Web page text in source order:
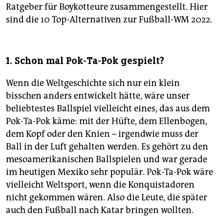
Ratgeber für Boykotteure zusammengestellt. Hier
sind die 10 Top-Alternativen zur Fußball-WM 2022.
1. Schon mal Pok-Ta-Pok gespielt?
Wenn die Weltgeschichte sich nur ein klein
bisschen anders entwickelt hätte, wäre unser
beliebtestes Ballspiel vielleicht eines, das aus dem
Pok-Ta-Pok käme: mit der Hüfte, dem Ellenbogen,
dem Kopf oder den Knien – irgendwie muss der
Ball in der Luft gehalten werden. Es gehört zu den
mesoamerikanischen Ballspielen und war gerade
im heutigen Mexiko sehr populär. Pok-Ta-Pok wäre
vielleicht Weltsport, wenn die Konquistadoren
nicht gekommen wären. Also die Leute, die später
auch den Fußball nach Katar bringen wollten.